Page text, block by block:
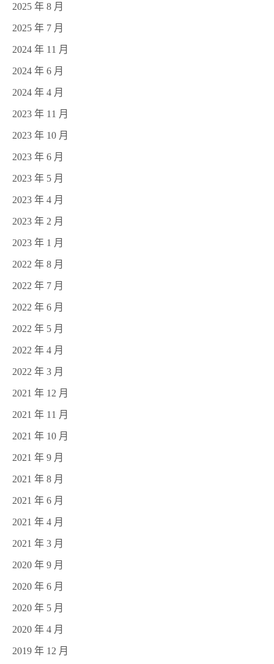
2025 年 8 月
2025 年 7 月
2024 年 11 月
2024 年 6 月
2024 年 4 月
2023 年 11 月
2023 年 10 月
2023 年 6 月
2023 年 5 月
2023 年 4 月
2023 年 2 月
2023 年 1 月
2022 年 8 月
2022 年 7 月
2022 年 6 月
2022 年 5 月
2022 年 4 月
2022 年 3 月
2021 年 12 月
2021 年 11 月
2021 年 10 月
2021 年 9 月
2021 年 8 月
2021 年 6 月
2021 年 4 月
2021 年 3 月
2020 年 9 月
2020 年 6 月
2020 年 5 月
2020 年 4 月
2019 年 12 月